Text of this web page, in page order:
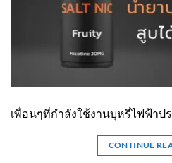
เพื่อนๆที่กำลังใช้งานบุหรี่ไฟฟ้าปร
CONTINUE